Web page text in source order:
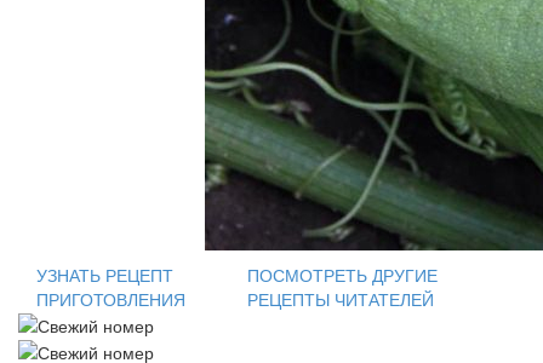
УЗНАТЬ РЕЦЕПТ
ПРИГОТОВЛЕНИЯ
ПОСМОТРЕТЬ ДРУГИЕ
РЕЦЕПТЫ ЧИТАТЕЛЕЙ